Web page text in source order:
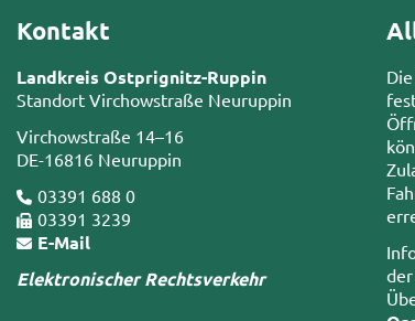
Kontakt
Landkreis Ostprignitz-Ruppin
Standort Virchowstraße Neuruppin
Virchowstraße 14–16
DE-16816 Neuruppin
03391 688 0
03391 3239
E-Mail
Elektronischer Rechtsverkehr